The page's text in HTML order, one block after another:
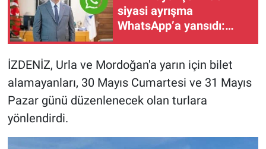
siyasi ayrışma
WhatsApp’a yansıdı:
İZDENİZ, Urla ve Mordoğan'a yarın için bilet
alamayanları, 30 Mayıs Cumartesi ve 31 Mayıs
Pazar günü düzenlenecek olan turlara
yönlendirdi.